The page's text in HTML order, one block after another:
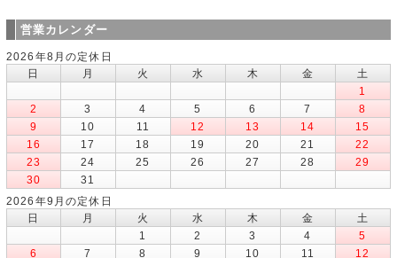
営業カレンダー
2026年8月の定休日
日
月 火 水 木 金
土
1
2
3 4 5 6 7
8
9
10 11 12 13 14
15
16
17 18 19 20 21
22
23
24 25 26 27 28
29
30
31
2026年9月の定休日
日
月 火 水 木 金
土
1
2 3 4
5
6
7 8 9 10 11
12